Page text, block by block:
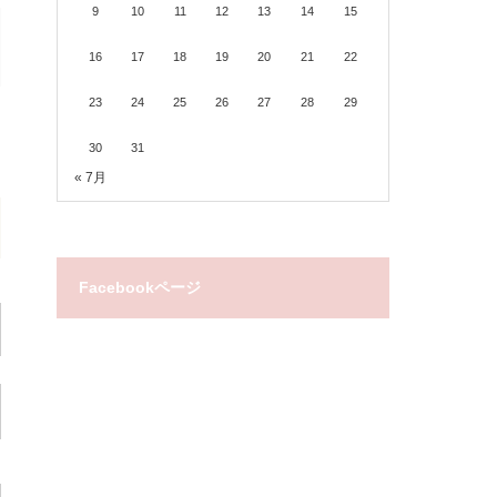
9 10 11 12 13 14 15
16 17 18 19 20 21 22
23 24 25 26 27 28 29
30 31
« 7月
Facebookページ